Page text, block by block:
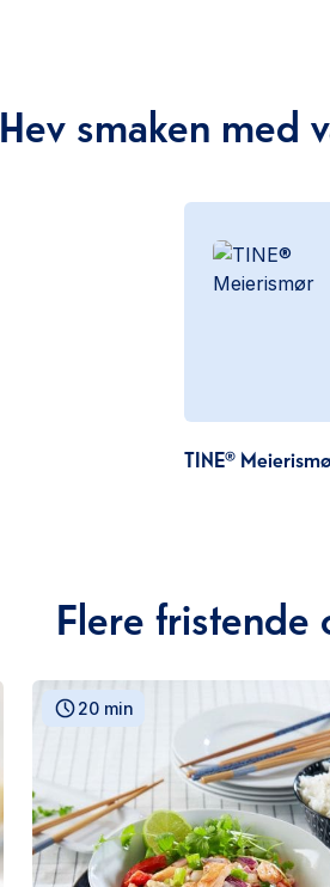
Hev smaken med
TINE®
Flere fristende
20 min